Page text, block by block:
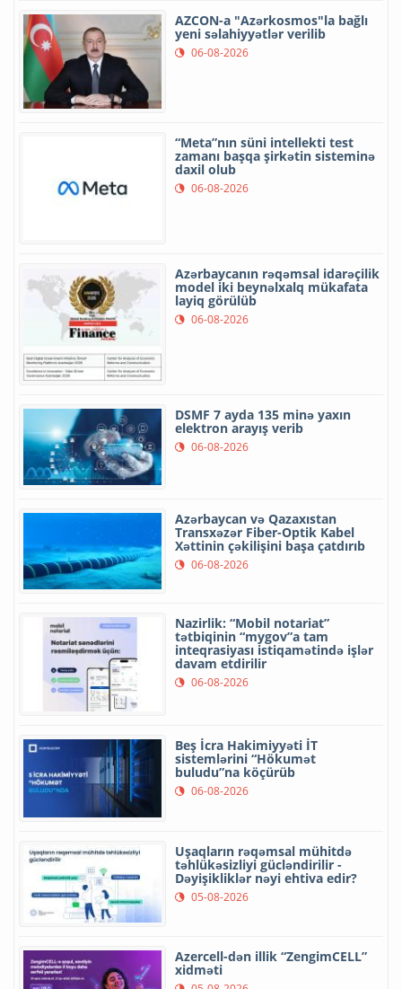
AZCON-a "Azərkosmos"la bağlı
yeni səlahiyyətlər verilib
06-08-2026
“Meta”nın süni intellekti test
zamanı başqa şirkətin sisteminə
daxil olub
06-08-2026
Azərbaycanın rəqəmsal idarəçilik
model iki beynəlxalq mükafata
layiq görülüb
06-08-2026
DSMF 7 ayda 135 minə yaxın
elektron arayış verib
06-08-2026
Azərbaycan və Qazaxıstan
Transxəzər Fiber-Optik Kabel
Xəttinin çəkilişini başa çatdırıb
06-08-2026
Nazirlik: “Mobil notariat”
tətbiqinin “mygov”a tam
inteqrasiyası istiqamətində işlər
davam etdirilir
06-08-2026
Beş İcra Hakimiyyəti İT
sistemlərini “Hökumət
buludu”na köçürüb
06-08-2026
Uşaqların rəqəmsal mühitdə
təhlükəsizliyi gücləndirilir -
Dəyişikliklər nəyi ehtiva edir?
05-08-2026
Azercell-dən illik “ZengimCELL”
xidməti